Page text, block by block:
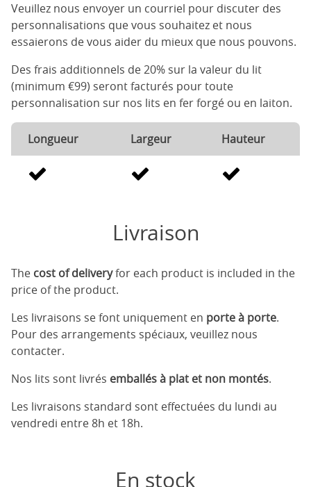
Veuillez nous envoyer un courriel pour discuter des
personnalisations que vous souhaitez et nous
essaierons de vous aider du mieux que nous pouvons.
Des frais additionnels de 20% sur la valeur du lit
(minimum €99) seront facturés pour toute
personnalisation sur nos lits en fer forgé ou en laiton.
Longueur Largeur Hauteur
Livraison
The cost of deliveryfor each product is included in the
price of the product.
Les livraisons se font uniquement en porte à porte.
Pour des arrangements spéciaux, veuillez nous
contacter.
Nos lits sont livrés emballés à plat et non montés.
Les livraisons standard sont effectuées du lundi au
vendredi entre 8h et 18h.
En stock